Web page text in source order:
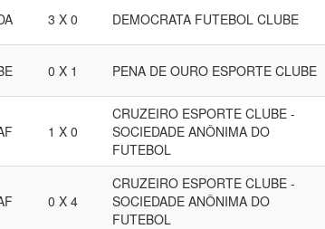
3 X 0 DEMOCRATA FUTEBOL CLUBE
0 X 1 PENA DE OURO ESPORTE CLUBE
1 X 0
CRUZEIRO ESPORTE CLUBE -
SOCIEDADE ANÔNIMA DO
FUTEBOL
0 X 4
CRUZEIRO ESPORTE CLUBE -
SOCIEDADE ANÔNIMA DO
FUTEBOL